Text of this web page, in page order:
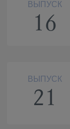
ВЫПУСК
16
ВЫПУСК
21